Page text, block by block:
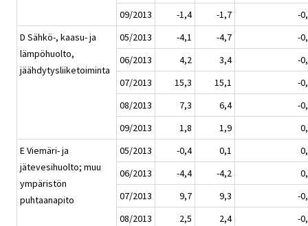
09/2013
-1,4 -1,7
-
D Sähkö-, kaasu- ja
lämpöhuolto,
jäähdytysliiketoiminta
05/2013 -4,1 -4,7
-
06/2013
4,2 3,4
-
07/2013
15,3 15,1
-
08/2013
7,3 6,4
-
09/2013
1,8 1,9
E Viemäri- ja
jätevesihuolto; muu
ympäristön
puhtaanapito
05/2013 -0,4 0,1
06/2013
-4,4 -4,2
07/2013
9,7 9,3
-
08/2013
2,5 2,4
-